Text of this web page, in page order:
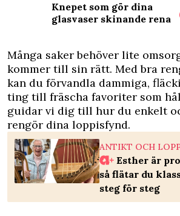
Knepet som gör dina
glasvaser skinande rena
Många saker behöver lite
kommer till sin rätt. Med bra
kan du förvandla dammiga,
ting till fräscha favoriter som
guidar vi dig till hur du enkelt
rengör dina loppisfynd.
ANTIKT OCH
Esther är
så flätar du
steg för steg